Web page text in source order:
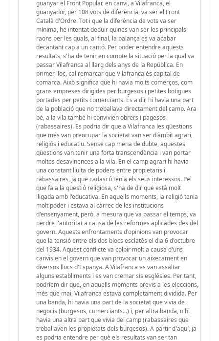
guanyar el Front Popular, en canvi, a Vilafranca, el
guanyador, per 108 vots de diferència, va ser el Front
Català d'Ordre. Tot i que la diferència de vots va ser
mínima, he intentat deduir quines van ser les principals
raons per les quals, al final, la balança es va acabar
decantant cap a un cantó. Per poder entendre aquests
resultats, s'ha de tenir en compte la situació per la qual va
passar Vilafranca al llarg dels anys de la República. En
primer lloc, cal remarcar que Vilafranca és capital de
comarca. Això significa que hi havia molts comerços, com
grans empreses dirigides per burgesos i petites botigues
portades per petits comerciants. És a dir, hi havia una part
de la població que no treballava directament del camp. Ara
bé, a la vila també hi convivien obrers i pagesos
(rabassaires). Es podria dir que a Vilafranca les qüestions
que més van preocupar la societat van ser d'àmbit agrari,
religiós i educatiu. Sense cap mena de dubte, aquestes
qüestions van tenir una forta transcendència i van portar
moltes desavinences a la vila. En el camp agrari hi havia
una constant lluita de poders entre propietaris i
rabassaires, ja que cadascú tenia els seus interessos. Pel
que fa a la qüestió religiosa, s'ha de dir que està molt
lligada amb l'educativa. En aquells moments, la religió tenia
molt poder i estava al càrrec de les institucions
d'ensenyament, però, a mesura que va passar el temps, va
perdre l'autoritat a causa de les reformes aplicades des del
govern. Aquests enfrontaments d'opinions van provocar
que la tensió entre els dos blocs esclatés el dia 6 d'octubre
del 1934. Aquest conflicte va colpir molt a causa d'uns
canvis en el govern que van provocar un aixecament en
diversos llocs d'Espanya. A Vilafranca es van assaltar
alguns establiments i es van cremar sis esglésies. Per tant,
podríem dir que, en aquells moments previs a les eleccions,
més que mai, Vilafranca estava completament dividida. Per
una banda, hi havia una part de la societat que vivia de
negocis (burgesos, comerciants...) i, per altra banda, n'hi
havia una altra part que vivia del camp (rabassaires que
treballaven les propietats dels burgesos). A partir d'aquí, ja
es podria entendre per què els resultats van ser tan